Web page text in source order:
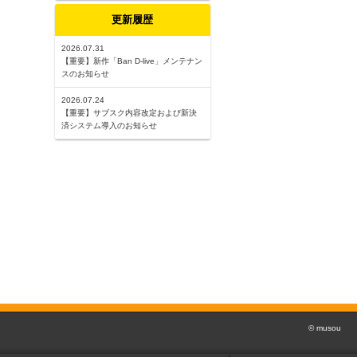
更新履歴
2026.07.31
【重要】新作「Ban D-live」メンテナン
スのお知らせ
2026.07.24
【重要】サブスク内容改定および新決
済システム導入のお知らせ
© musou